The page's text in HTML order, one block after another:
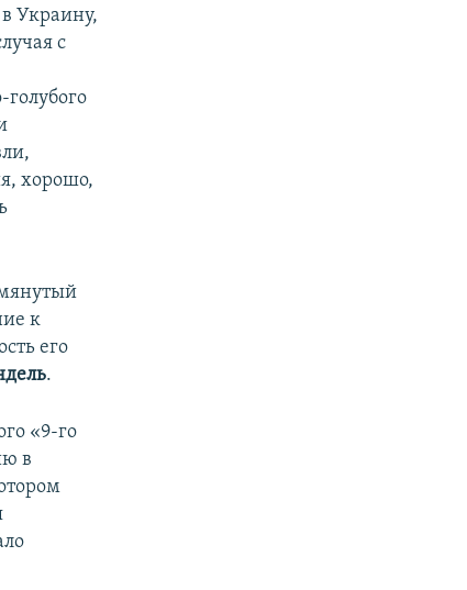
Украину,
с
хорошо,
к
его
.
«9-го
в